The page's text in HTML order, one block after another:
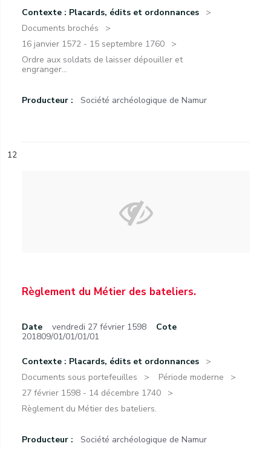
Contexte : Placards, édits et ordonnances
Documents brochés
16 janvier 1572 - 15 septembre 1760
Ordre aux soldats de laisser dépouiller et
engranger...
Producteur : Société archéologique de Namur
12
Règlement du Métier des bateliers.
Date vendredi 27 février 1598
Cote
201809/01/01/01/01
Contexte : Placards, édits et ordonnances
Documents sous portefeuilles
Période moderne
27 février 1598 - 14 décembre 1740
Règlement du Métier des bateliers.
Producteur : Société archéologique de Namur